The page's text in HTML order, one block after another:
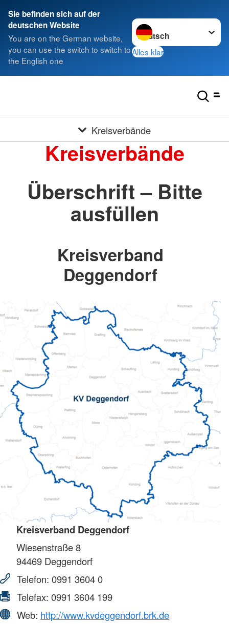
Sie befinden sich auf der
deutschen Website
You are on the German website,
you can use the switch to switch to
the English one
Sprache wechseln zu
Alles klar
Kreisverbände
Kreisverbände
Überschrift – Bitte
ausfüllen
Kreisverband
Deggendorf
Kreisverband Deggendorf
Wiesenstraße 8
94469 Deggendorf
Telefon: 0991 3604 0
Telefax: 0991 3604 199
Web: http://www.kvdeggendorf.brk.de